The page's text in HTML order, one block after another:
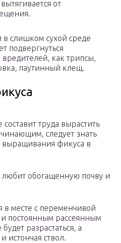
от
слишком сухой среде
подвергнуться
как трипсы,
паутинный клещ.
труда вырастить
следует знать
выращивания фикуса в
обогащенную почву и
в месте с переменчивой
постоянным рассеянным
разрастаться, а
истончая ствол.